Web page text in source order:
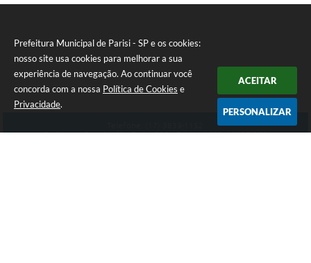
Prefeitura Municipal de Parisi - SP e os cookies:
nosso site usa cookies para melhorar a sua
experiência de navegação. Ao continuar você
concorda com a nossa Política de Cookies e
Privacidade.
ACEITAR
PERSONALIZAR
Endereço: Rua: Aurélio Parizi, 232 - Centro | CEP: 15525-000